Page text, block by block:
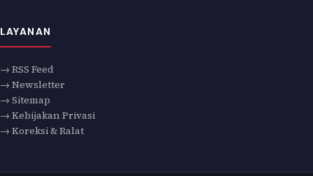
LAYANAN
→ RSS Feed
→ Newsletter
→ Sitemap
→ Kebijakan Privasi
→ Koreksi & Ralat